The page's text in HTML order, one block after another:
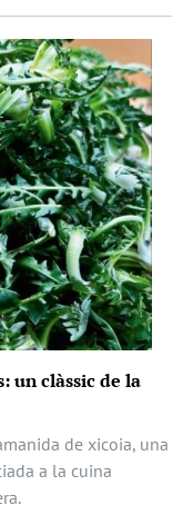
un clàssic de la
de xicoia, una
a la cuina